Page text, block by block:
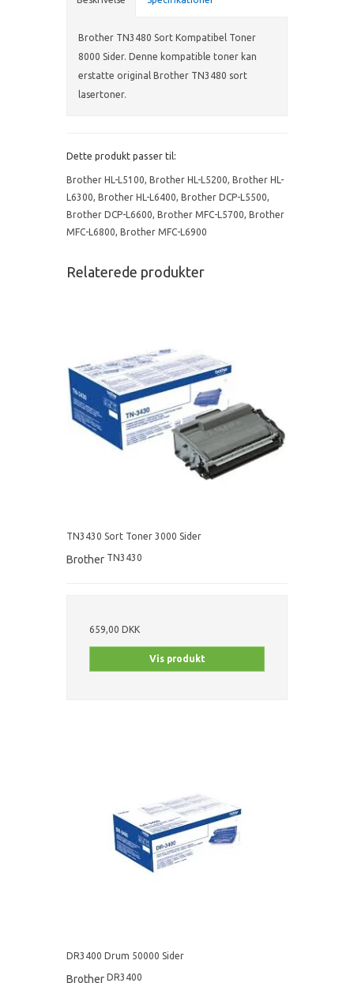
Brother TN3480 Sort Kompatibel Toner
8000 Sider. Denne kompatible toner kan
erstatte original Brother TN3480 sort
lasertoner.
Dette produkt passer til:
Brother HL-L5100, Brother HL-L5200, Brother HL-
L6300, Brother HL-L6400, Brother DCP-L5500,
Brother DCP-L6600, Brother MFC-L5700, Brother
MFC-L6800, Brother MFC-L6900
Relaterede produkter
TN3430 Sort Toner 3000 Sider
Brother TN3430
659,00 DKK
Vis produkt
DR3400 Drum 50000 Sider
Brother DR3400